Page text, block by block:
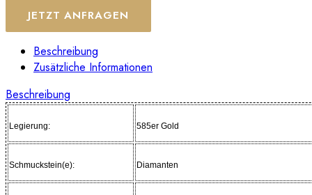
JETZT ANFRAGEN
Beschreibung
Zusätzliche Informationen
Beschreibung
Legierung: 585er Gold
Schmuckstein(e): Diamanten